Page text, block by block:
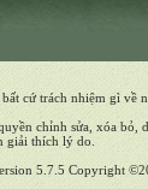
cứ trách nhiệm gì về
chỉnh sửa, xóa bỏ,
giải thích lý do.
5.7.5 Copyright